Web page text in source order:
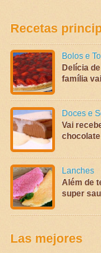
Recetas
Bolos e
Delícia
família
Doces e
Vai
Lanches
Além de
super
Las mejores